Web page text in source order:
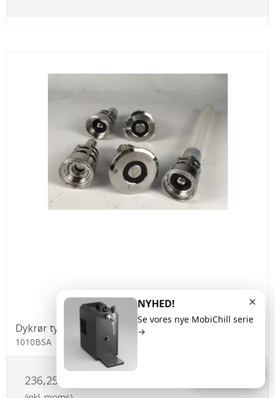
Dykrør type A til rensedunk
1010BSA
236,25 DKK
×
NYHED!
Se vores nye MobiChill serie
→